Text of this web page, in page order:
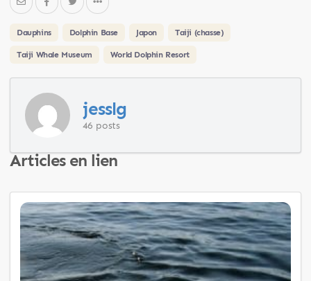
Dauphins Dolphin Base Japon Taiji (chasse)
Taiji Whale Museum World Dolphin Resort
jesslg
46 posts
Articles en lien